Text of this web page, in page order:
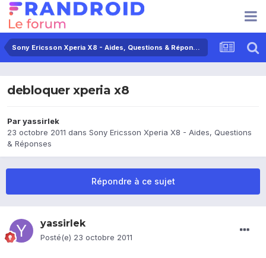
Sony Ericsson Xperia X8 - Aides, Questions & Réponses
debloquer xperia x8
Paryassirlek
23 octobre 2011 dans Sony Ericsson Xperia X8 - Aides, Questions
& Réponses
Répondre à ce sujet
yassirlek
Posté(e) 23 octobre 2011